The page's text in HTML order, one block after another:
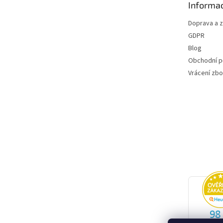
Doprava a
GDPR
Blog
Obchodní
Vrácení